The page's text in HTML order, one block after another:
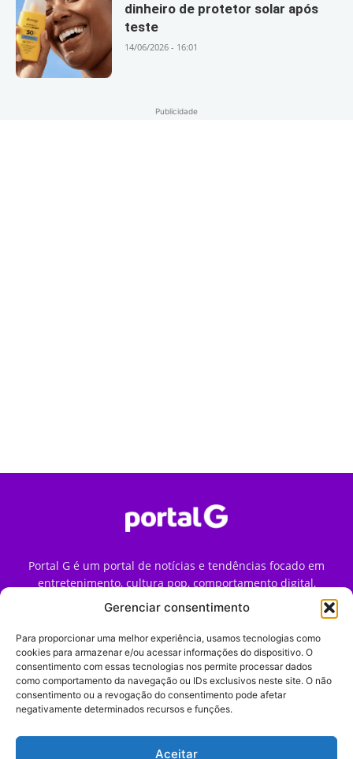
Gerenciar consentimento
Para proporcionar uma melhor experiência, usamos tecnologias como
cookies para armazenar e/ou acessar informações do dispositivo. O
consentimento com essas tecnologias nos permite processar dados
como comportamento da navegação ou IDs exclusivos neste site. O não
consentimento ou a revogação do consentimento pode afetar
negativamente determinados recursos e funções.
Aceitar
dinheiro de protetor solar após
teste
14/06/2026 - 16:01
Publicidade
Portal G é um portal de notícias e tendências focado em
entretenimento, cultura pop, comportamento digital,
streaming, games e iniciativas de marca que impactam a
forma como o público vive e consome internet no Brasil.
Contato:contato@portalg.com.br